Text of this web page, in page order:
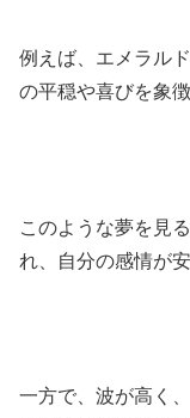
例えば、エメラル
の平穏や喜びを象
このような夢を見
れ、自分の感情が
一方で、波が高く